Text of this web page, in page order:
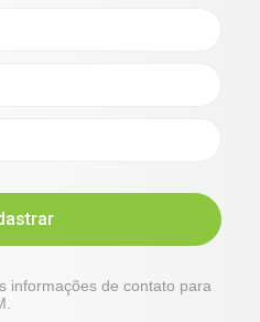
informações de contato para